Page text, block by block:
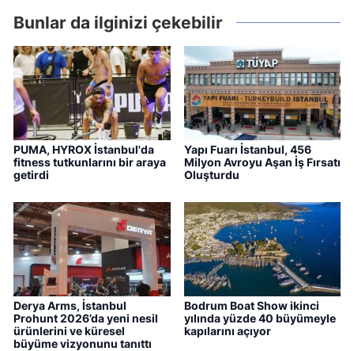
Bunlar da ilginizi çekebilir
PUMA, HYROX İstanbul'da
fitness tutkunlarını bir araya
getirdi
Yapı Fuarı İstanbul, 456
Milyon Avroyu Aşan İş Fırsatı
Oluşturdu
Derya Arms, İstanbul
Prohunt 2026’da yeni nesil
ürünlerini ve küresel
büyüme vizyonunu tanıttı
Bodrum Boat Show ikinci
yılında yüzde 40 büyümeyle
kapılarını açıyor